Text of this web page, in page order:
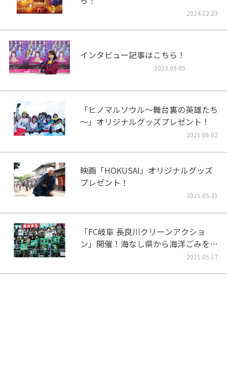
2024.12.23
インタビュー記事はこちら！
2023.09.05
「ヒノマルソウル～舞台裏の英雄たち
～」オリジナルグッズプレゼント！
2021.06.02
映画「HOKUSAI」オリジナルグッズ
プレゼント！
2021.05.31
「FC岐阜 長良川クリーンアクショ
ン」開催！海なし県から海洋ごみをな
2021.05.17